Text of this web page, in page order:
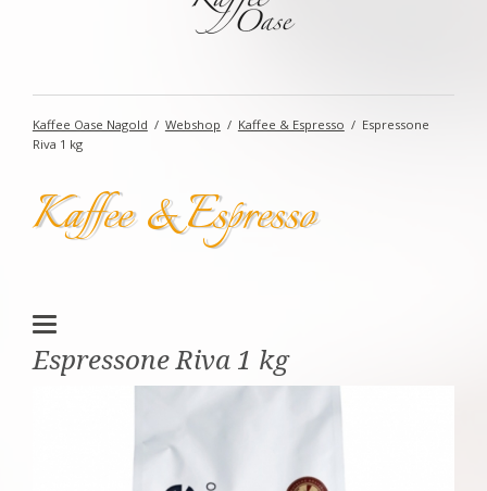
Kaffee Oase Nagold Webshop Kaffee & Espresso
Espressone
Riva 1 kg
Kaffee & Espresso
Espressone Riva 1 kg